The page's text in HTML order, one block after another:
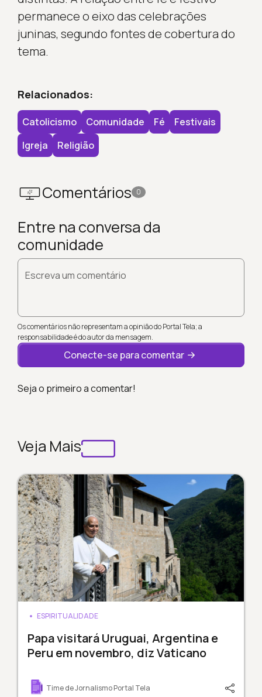
permanece o eixo das celebrações
juninas, segundo fontes de cobertura do
tema.
Relacionados:
Catolicismo Comunidade Fé
Festivais
Igreja
Religião
Comentários 0
Entre na conversa da
comunidade
Escreva um comentário
Os comentários não representam a opinião do Portal Tela; a
responsabilidade é do autor da mensagem.
Conecte-se para comentar
Seja o primeiro a comentar!
Veja Mais
ESPIRITUALIDADE
Papa visitará Uruguai, Argentina e
Peru em novembro, diz Vaticano
Time de Jornalismo Portal Tela